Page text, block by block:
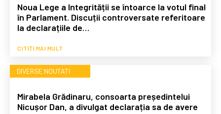
Noua Lege a Integrității se întoarce la votul final
în Parlament. Discuții controversate referitoare
la declarațiile de…
CITIȚI MAI MULT
DIVERSE NOUTATI
Mirabela Grădinaru, consoarta președintelui
Nicușor Dan, a divulgat declarația sa de avere